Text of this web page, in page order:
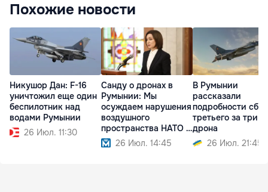
Похожие новости
Никушор Дан: F-16
уничтожил еще один
беспилотник над
водами Румынии
26 Июл. 11:30
Санду о дронах в
Румынии: Мы
осуждаем нарушения
воздушного
пространства НАТО и
ЕС 26 Июл. 14:45
В Румынии
рассказали
подробности
третьего за три
дрона
26 Июл. 21:45